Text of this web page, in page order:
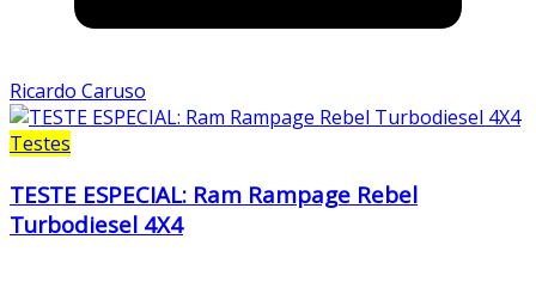
Ricardo Caruso
Testes
TESTE ESPECIAL: Ram Rampage Rebel
Turbodiesel 4X4